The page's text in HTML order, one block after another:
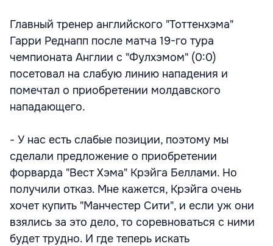
Главный тренер английского "Тоттенхэма"
Гарри Реднапп после матча 19-го тура
чемпионата Англии с "Фулхэмом" (0:0)
посетовал на слабую линию нападения и
помечтал о приобретении молдавского
нападающего.
- У нас есть слабые позиции, поэтому мы
сделали предложение о приобретении
форварда "Вест Хэма" Крэйга Беллами. Но
получили отказ. Мне кажется, Крэйга очень
хочет купить "Манчестер Сити", и если уж они
взялись за это дело, то соревноваться с ними
будет трудно. И где теперь искать